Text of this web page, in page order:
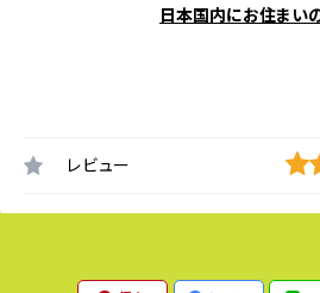
日本国内にお住まい
レビュー